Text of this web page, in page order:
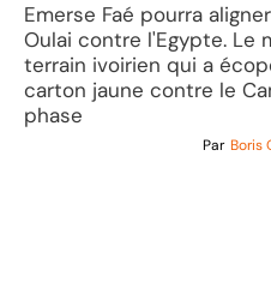
Emerse Faé pourra
Oulai contre l'Egypte. Le
terrain ivoirien qui a
carton jaune contre le
phase
Par Boris